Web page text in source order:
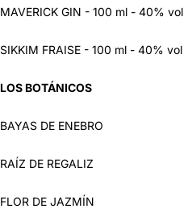
MAVERICK GIN - 100 ml - 40% vol
SIKKIM FRAISE - 100 ml - 40% vol
LOS BOTÁNICOS
BAYAS DE ENEBRO
RAÍZ DE REGALIZ
FLOR DE JAZMÍN